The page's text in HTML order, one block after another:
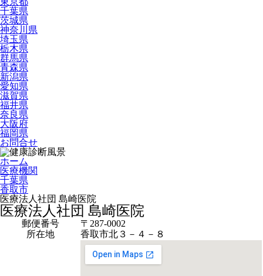
千葉県
茨城県
神奈川県
埼玉県
栃木県
群馬県
青森県
新潟県
愛知県
滋賀県
福井県
奈良県
大阪府
福岡県
お問合せ
ホーム
医療機関
千葉県
香取市
医療法人社団 島崎医院
医療法人社団 島崎医院
郵便番号
〒287-0002
所在地
香取市北３－４－８